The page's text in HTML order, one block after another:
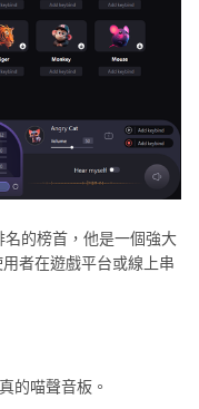
的榜首，他是一個強大
者在遊戲平台或線上串
的喵聲音板。